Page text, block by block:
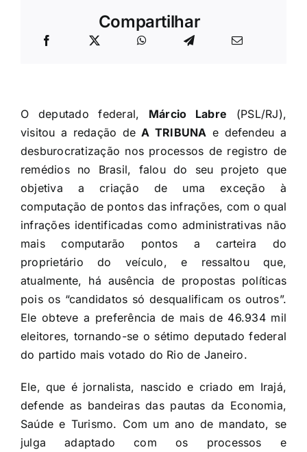
Compartilhar
O deputado federal, Márcio Labre (PSL/RJ),
visitou a redação deA TRIBUNA e defendeu a
desburocratização nos processos de registro de
remédios no Brasil, falou do seu projeto que
objetiva a criação de uma exceção à
computação de pontos das infrações, com o qual
infrações identificadas como administrativas não
mais computarão pontos a carteira do
proprietário do veículo, e ressaltou que,
atualmente, há ausência de propostas políticas
pois os “candidatos só desqualificam os outros”.
Ele obteve a preferência de mais de 46.934 mil
eleitores, tornando-se o sétimo deputado federal
do partido mais votado do Rio de Janeiro.
Ele, que é jornalista, nascido e criado em Irajá,
defende as bandeiras das pautas da Economia,
Saúde e Turismo. Com um ano de mandato, se
julga adaptado com os processos e